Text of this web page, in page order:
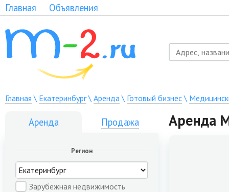
Главная Объявления
Главная \ Екатеринбург\ Аренда\ Готовый бизнес\
Аренда Продажа
Регион
Зарубежная недвижимость
Аренда